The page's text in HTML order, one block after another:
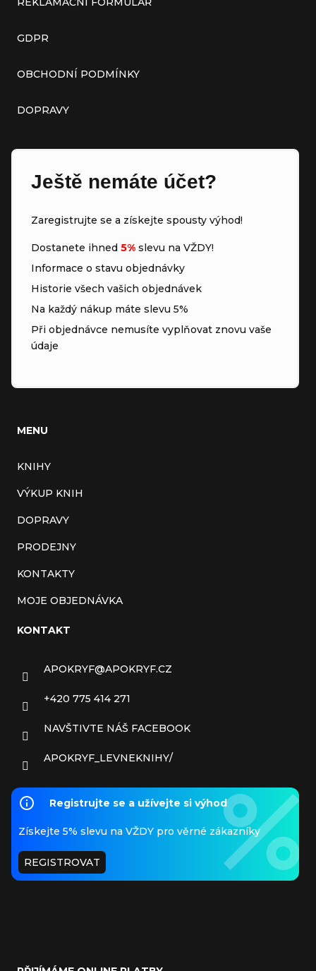
GDPR
OBCHODNÍ PODMÍNKY
DOPRAVY
Ještě nemáte účet?
Zaregistrujte se a získejte spousty výhod!
Dostanete ihned 5% slevu na VŽDY!
Informace o stavu objednávky
Historie všech vašich objednávek
Na každý nákup máte slevu 5%
Při objednávce nemusíte vyplňovat znovu vaše
údaje
MENU
KNIHY
VÝKUP KNIH
DOPRAVY
PRODEJNY
KONTAKTY
MOJE OBJEDNÁVKA
KONTAKT
APOKRYF@APOKRYF.CZ
+420 775 414 271
NAVŠTIVTE NÁŠ FACEBOOK
APOKRYF_LEVNEKNIHY/
Registrujte se a užívejte si výhod
Získejte 5% slevu na VŽDY pro věrné zákazníky
REGISTROVAT